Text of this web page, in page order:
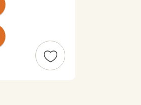
略等における